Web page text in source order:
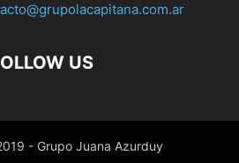
US
- Grupo Juana Azurduy